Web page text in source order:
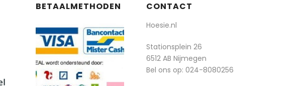
BETAALMETHODEN CONTACT
Hoesie.nl
Stationsplein 26
6512 AB Nijmegen
Bel ons op: 024-8080256